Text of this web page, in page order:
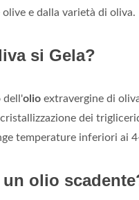
e dalla varietà di oliva.
si Gela?
dell'olio extravergine di
dei
temperature inferiori ai
olio